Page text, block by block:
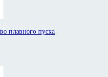
плавного пуска